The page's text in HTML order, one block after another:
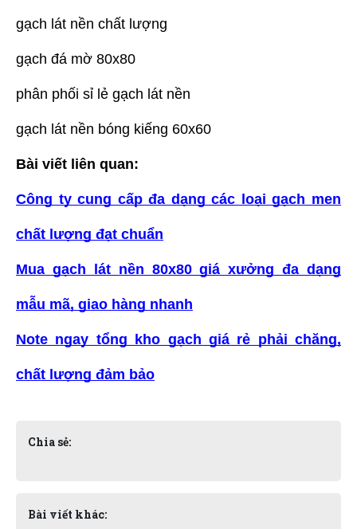
gạch lát nền chất lượng
gạch đá mờ 80x80
phân phối sỉ lẻ gạch lát nền
gạch lát nền bóng kiếng 60x60
Bài viết liên quan:
Công ty cung cấp đa dạng các loại gạch men
chất lượng đạt chuẩn
Mua gạch lát nền 80x80 giá xưởng đa dạng
mẫu mã, giao hàng nhanh
Note ngay tổng kho gạch giá rẻ phải chăng,
chất lượng đảm bảo
Chia sẻ:
Bài viết khác: